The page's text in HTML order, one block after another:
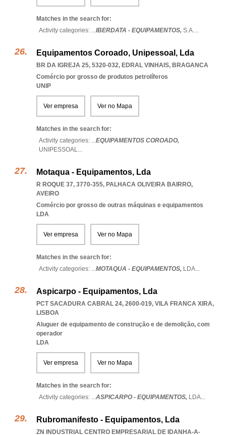
Matches in the search for:
Activity categories: ...IBERDATA - EQUIPAMENTOS, S.A....
Equipamentos Coroado, Unipessoal, Lda
BR DA IGREJA 25, 5320-032, EDRAL VINHAIS, BRAGANCA
Comércio por grosso de produtos petrolíferos
UNIP
Ver empresa Ver no Mapa
Matches in the search for:
Activity categories: ...EQUIPAMENTOS COROADO,
UNIPESSOAL...
Motaqua - Equipamentos, Lda
R ROQUE 37, 3770-355, PALHACA OLIVEIRA BAIRRO,
AVEIRO
Comércio por grosso de outras máquinas e equipamentos
LDA
Ver empresa Ver no Mapa
Matches in the search for:
Activity categories: ...MOTAQUA - EQUIPAMENTOS, LDA...
Aspicarpo - Equipamentos, Lda
PCT SACADURA CABRAL 24, 2600-019, VILA FRANCA XIRA,
LISBOA
Aluguer de equipamento de construção e de demolição, com
operador
LDA
Ver empresa Ver no Mapa
Matches in the search for:
Activity categories: ...ASPICARPO - EQUIPAMENTOS, LDA...
Rubromanifesto - Equipamentos, Lda
ZN INDUSTRIAL CENTRO EMPRESARIAL DE IDANHA-A-